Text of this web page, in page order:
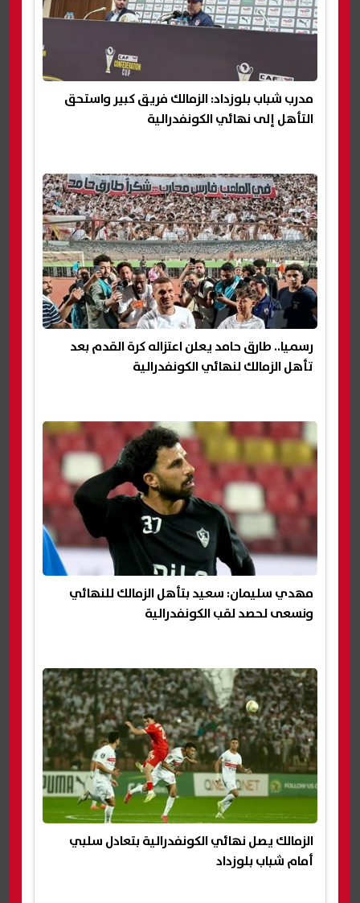
مدرب شباب بلوزداد: الزمالك فريق كبير واستحق
التأهل إلى نهائي الكونفدرالية
رسميا.. طارق حامد يعلن اعتزاله كرة القدم بعد
تأهل الزمالك لنهائي الكونفدرالية
مهدي سليمان: سعيد بتأهل الزمالك للنهائي
ونسعى لحصد لقب الكونفدرالية
الزمالك يصل نهائي الكونفدرالية بتعادل سلبي
أمام شباب بلوزداد